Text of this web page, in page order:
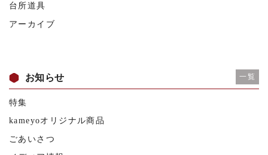
台所道具
アーカイブ
お知らせ 一覧
特集
kameyoオリジナル商品
ごあいさつ